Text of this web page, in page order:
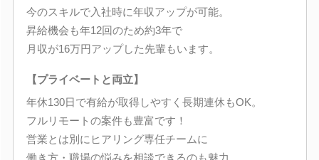
今のスキルで入社時に年収アップが可能。
昇給機会も年12回のため約3年で
月収が16万円アップした先輩もいます。
【プライベートと両立】
年休130日で有給が取得しやすく長期連休もOK。
フルリモートの案件も豊富です！
営業とは別にヒアリング専任チームに
働き方・職場の悩みを相談できるのも魅力。